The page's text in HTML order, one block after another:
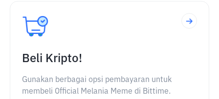
Beli Kripto!
Gunakan berbagai opsi pembayaran untuk
membeli Official Melania Meme di Bittime.